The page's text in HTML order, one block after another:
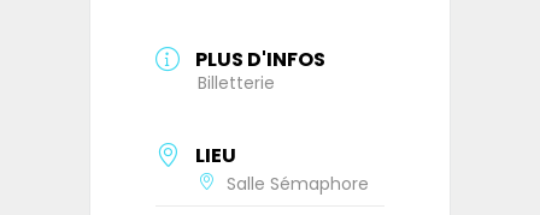
PLUS D'INFOS
Billetterie
LIEU
Salle Sémaphore